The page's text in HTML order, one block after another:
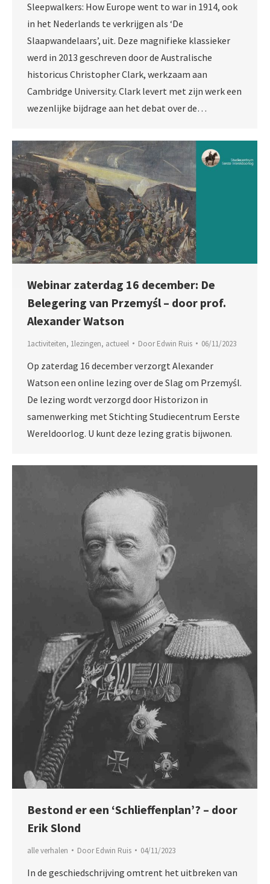
Sleepwalkers: How Europe went to war in 1914, ook
in het Nederlands te verkrijgen als ‘De
Slaapwandelaars’, uit. Deze magnifieke klassieker
werd in 2013 geschreven door de Australische
historicus Christopher Clark, werkzaam aan
Cambridge University. Clark levert met zijn werk een
wezenlijke bijdrage aan het debat over de…
Webinar zaterdag 16 december: De
Belegering van Przemyśl – door prof.
Alexander Watson
1activiteiten, 1lezingen, actueel DoorEdwin Ruis 06/11/2023
Op zaterdag 16 december verzorgt Alexander
Watson een online lezing over de Slag om Przemyśl.
De lezing wordt verzorgd door Historizon in
samenwerking met Stichting Studiecentrum Eerste
Wereldoorlog. U kunt deze lezing gratis bijwonen.
Bestond er een ‘Schlieffenplan’? – door
Erik Slond
alle verhalen DoorEdwin Ruis 04/11/2023
In de geschiedschrijving omtrent het uitbreken van